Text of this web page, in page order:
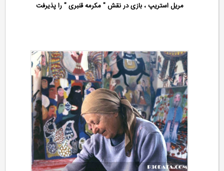
مریل استریپ ، بازی در نقش " مکرمه قنبری " را پذیرفت